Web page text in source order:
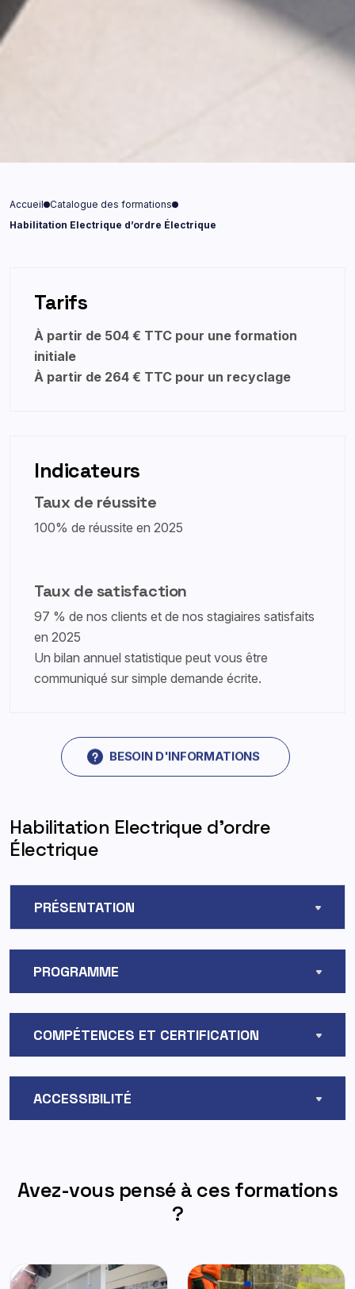
Accueil Catalogue des formations
Habilitation Electrique d’ordre Électrique
Tarifs
À partir de 504 € TTC pour une formation
initiale
À partir de 264 € TTC pour un recyclage
Indicateurs
Taux de réussite
100% de réussite en 2025
Taux de satisfaction
97 % de nos clients et de nos stagiaires satisfaits
en 2025
Un bilan annuel statistique peut vous être
communiqué sur simple demande écrite.
BESOIN D'INFORMATIONS
Habilitation Electrique d’ordre
Électrique
PRÉSENTATION
PROGRAMME
COMPÉTENCES ET CERTIFICATION
ACCESSIBILITÉ
Avez-vous pensé à ces formations
?